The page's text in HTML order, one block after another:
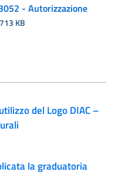
- Autorizzazione
713 KB
del Logo DIAC –
la graduatoria